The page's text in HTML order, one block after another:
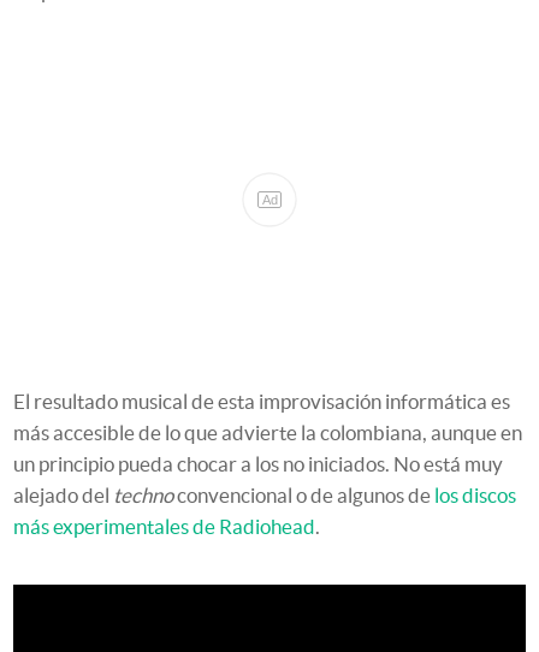
Ad
El resultado musical de esta improvisación informática es
más accesible de lo que advierte la colombiana, aunque en
un principio pueda chocar a los no iniciados. No está muy
alejado del technoconvencional o de algunos de los discos
más experimentales de Radiohead.